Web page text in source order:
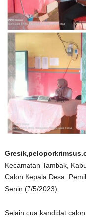
Kecamatan Tambak,
Calon Kepala Desa.
Senin (7/5/2023).
Selain dua kandidat